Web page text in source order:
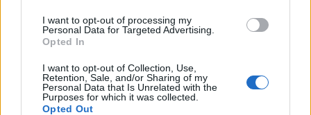
I want to opt-out of processing my
Personal Data for Targeted Advertising.
Opted In
I want to opt-out of Collection, Use,
Retention, Sale, and/or Sharing of my
Personal Data that Is Unrelated with the
Purposes for which it was collected.
Opted Out
Billig matsedel
10 år sedan
[…] Köttfärssås med spagetti […]
Svara